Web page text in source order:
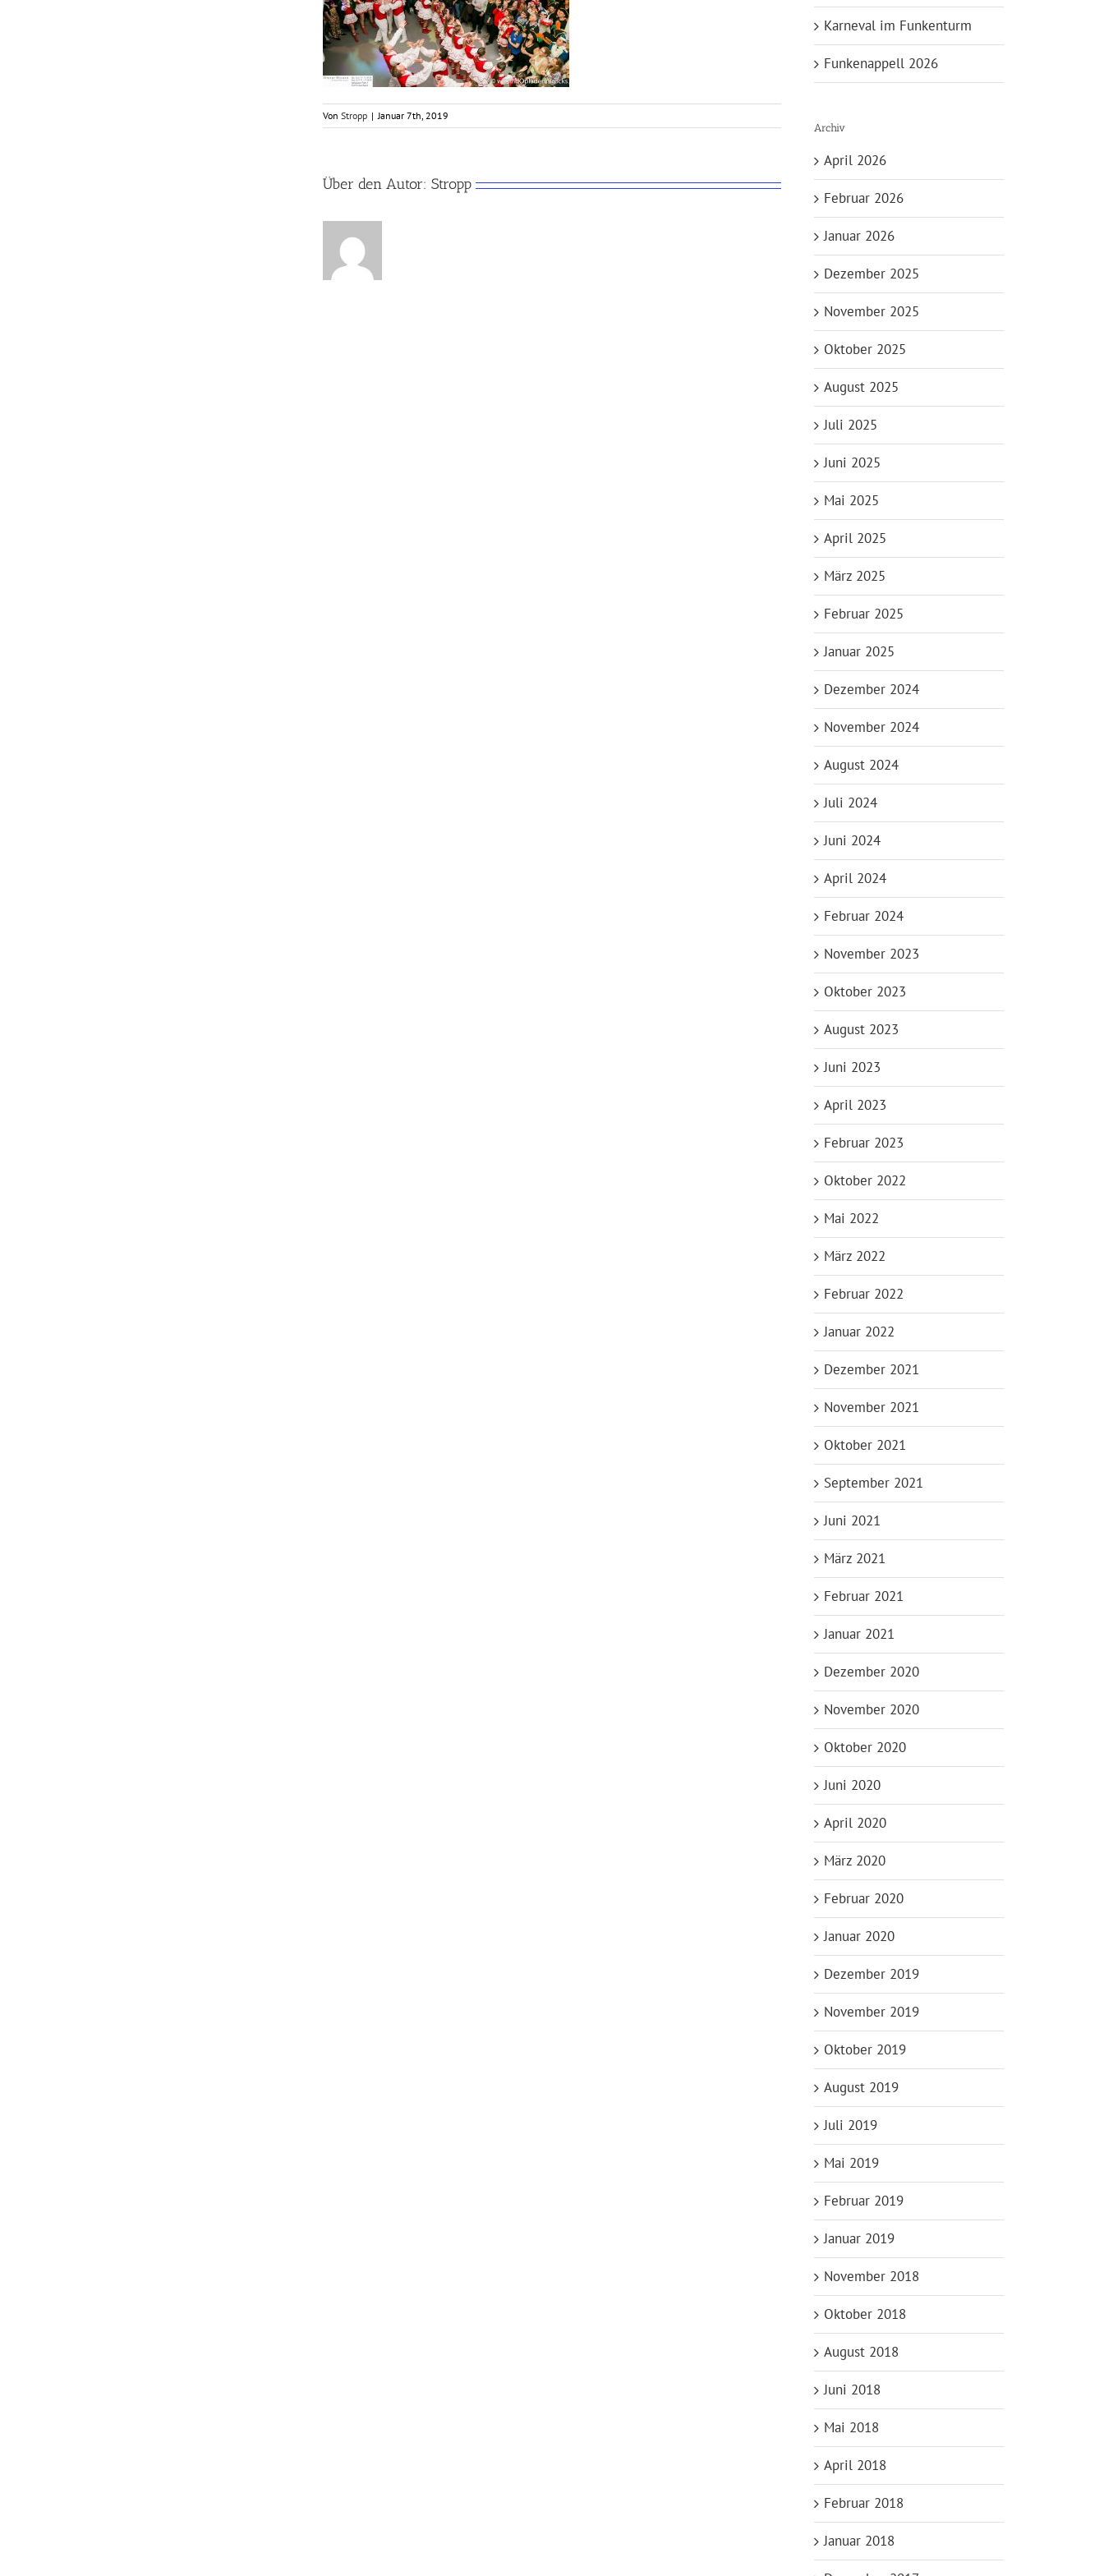
Von Stropp | Januar 7th, 2019
Über den Autor: Stropp
Karneval im Funkenturm
Funkenappell 2026
Archiv
April 2026
Februar 2026
Januar 2026
Dezember 2025
November 2025
Oktober 2025
August 2025
Juli 2025
Juni 2025
Mai 2025
April 2025
März 2025
Februar 2025
Januar 2025
Dezember 2024
November 2024
August 2024
Juli 2024
Juni 2024
April 2024
Februar 2024
November 2023
Oktober 2023
August 2023
Juni 2023
April 2023
Februar 2023
Oktober 2022
Mai 2022
März 2022
Februar 2022
Januar 2022
Dezember 2021
November 2021
Oktober 2021
September 2021
Juni 2021
März 2021
Februar 2021
Januar 2021
Dezember 2020
November 2020
Oktober 2020
Juni 2020
April 2020
März 2020
Februar 2020
Januar 2020
Dezember 2019
November 2019
Oktober 2019
August 2019
Juli 2019
Mai 2019
Februar 2019
Januar 2019
November 2018
Oktober 2018
August 2018
Juni 2018
Mai 2018
April 2018
Februar 2018
Januar 2018